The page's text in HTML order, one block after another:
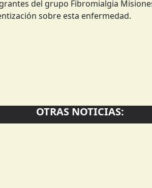
del grupo Fibromialgia
sobre esta enfermedad.
OTRAS NOTICIAS: